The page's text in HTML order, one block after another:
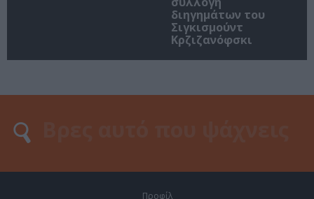
διηγημάτων του
Σιγκισμούντ
Κρζιζανόφσκι
Προφίλ